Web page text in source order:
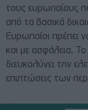
τους ευρωπαίους
από τα βασικά
Ευρωπαίοι πρέπει
και με ασφάλεια.
διευκολύνει την
επιπτώσεις των